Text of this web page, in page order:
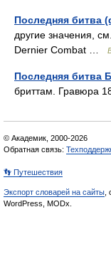
Последняя битва
другие значения,
Dernier Combat …
Последняя битва
бриттам. Гравюра
© Академик, 2000-2026
Обратная связь:
👣 Путешествия
Экспорт словарей на сайты
WordPress, MODx.